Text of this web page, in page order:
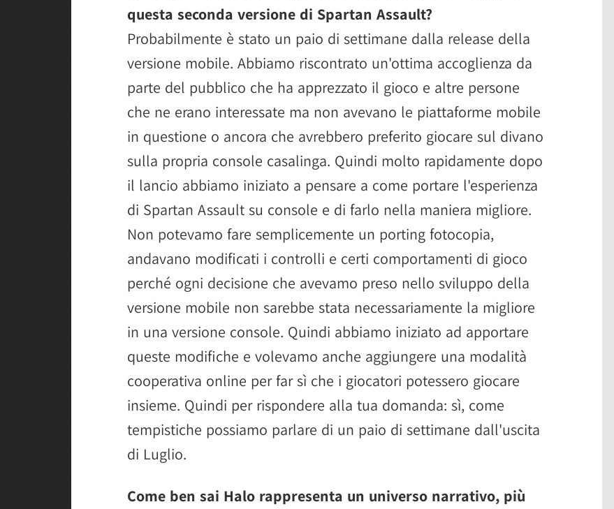
questa seconda versione di Spartan Assault?
Probabilmente è stato un paio di settimane dalla release della
versione mobile. Abbiamo riscontrato un'ottima accoglienza da
parte del pubblico che ha apprezzato il gioco e altre persone
che ne erano interessate ma non avevano le piattaforme mobile
in questione o ancora che avrebbero preferito giocare sul divano
sulla propria console casalinga. Quindi molto rapidamente dopo
il lancio abbiamo iniziato a pensare a come portare l'esperienza
di Spartan Assault su console e di farlo nella maniera migliore.
Non potevamo fare semplicemente un porting fotocopia,
andavano modificati i controlli e certi comportamenti di gioco
perché ogni decisione che avevamo preso nello sviluppo della
versione mobile non sarebbe stata necessariamente la migliore
in una versione console. Quindi abbiamo iniziato ad apportare
queste modifiche e volevamo anche aggiungere una modalità
cooperativa online per far sì che i giocatori potessero giocare
insieme. Quindi per rispondere alla tua domanda: sì, come
tempistiche possiamo parlare di un paio di settimane dall'uscita
di Luglio.
Come ben sai Halo rappresenta un universo narrativo, più